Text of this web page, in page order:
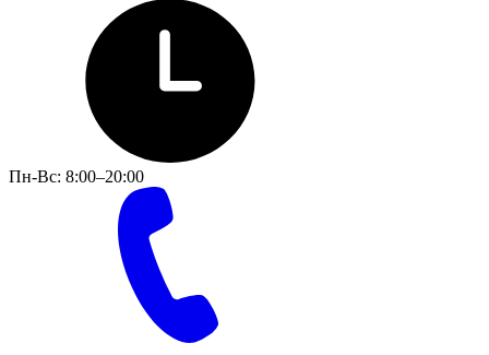
Пн-Вс: 8:00–20:00